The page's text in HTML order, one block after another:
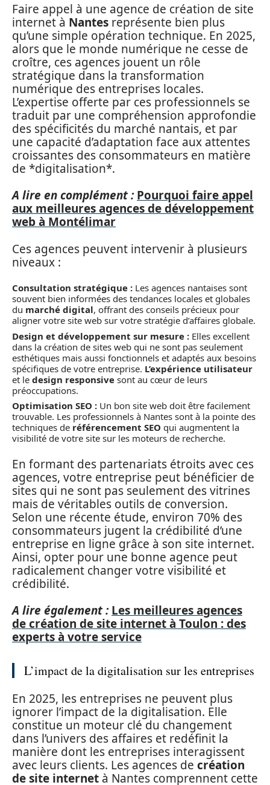
Faire appel à une agence de création de site
internet à Nantes représente bien plus
qu’une simple opération technique. En 2025,
alors que le monde numérique ne cesse de
croître, ces agences jouent un rôle
stratégique dans la transformation
numérique des entreprises locales.
L’expertise offerte par ces professionnels se
traduit par une compréhension approfondie
des spécificités du marché nantais, et par
une capacité d’adaptation face aux attentes
croissantes des consommateurs en matière
de *digitalisation*.
A lire en complément : Pourquoi faire appel
aux meilleures agences de développement
web à Montélimar
Ces agences peuvent intervenir à plusieurs
niveaux :
Consultation stratégique : Les agences nantaises sont
souvent bien informées des tendances locales et globales
du marché digital, offrant des conseils précieux pour
aligner votre site web sur votre stratégie d’affaires globale.
Design et développement sur mesure : Elles excellent
dans la création de sites web qui ne sont pas seulement
esthétiques mais aussi fonctionnels et adaptés aux besoins
spécifiques de votre entreprise. L’expérience utilisateur
et le design responsive sont au cœur de leurs
préoccupations.
Optimisation SEO : Un bon site web doit être facilement
trouvable. Les professionnels à Nantes sont à la pointe des
techniques de référencement SEO qui augmentent la
visibilité de votre site sur les moteurs de recherche.
En formant des partenariats étroits avec ces
agences, votre entreprise peut bénéficier de
sites qui ne sont pas seulement des vitrines
mais de véritables outils de conversion.
Selon une récente étude, environ 70% des
consommateurs jugent la crédibilité d’une
entreprise en ligne grâce à son site internet.
Ainsi, opter pour une bonne agence peut
radicalement changer votre visibilité et
crédibilité.
A lire également : Les meilleures agences
de création de site internet à Toulon : des
experts à votre service
L’impact de la digitalisation sur les entreprises
En 2025, les entreprises ne peuvent plus
ignorer l’impact de la digitalisation. Elle
constitue un moteur clé du changement
dans l’univers des affaires et redéfinit la
manière dont les entreprises interagissent
avec leurs clients. Les agences de création
de site internet à Nantes comprennent cette